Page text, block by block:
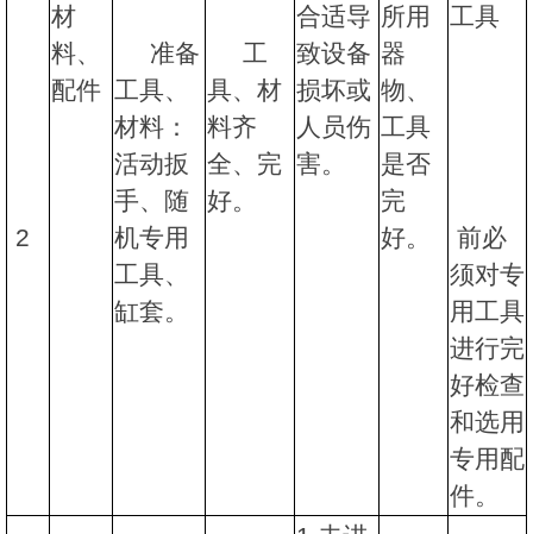
2
材
料、
配件
准备
工具、
材料：
活动扳
手、随
机专用
工具、
缸套。
工
具、材
料齐
全、完
好。
合适导
致设备
损坏或
人员伤
害。
所用
器
物、
工具
是否
完
好。
工具
前必
须对专
用工具
进行完
好检查
和选用
专用配
件。